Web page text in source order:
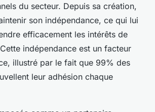
du secteur. Depuis sa création,
son indépendance, ce qui lui
efficacement les intérêts de
indépendance est un facteur
illustré par le fait que 99% des
leur adhésion chaque